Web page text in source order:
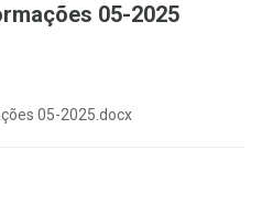
05-2025
05-2025.docx